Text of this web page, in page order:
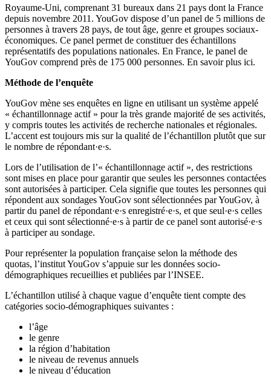
Royaume-Uni, comprenant 31 bureaux dans 21 pays dont la France
depuis novembre 2011. YouGov dispose d’un panel de 5 millions de
personnes à travers 28 pays, de tout âge, genre et groupes sociaux-
économiques. Ce panel permet de constituer des échantillons
représentatifs des populations nationales. En France, le panel de
YouGov comprend près de 175 000 personnes. En savoir plus ici.
Méthode de l’enquête
YouGov mène ses enquêtes en ligne en utilisant un système appelé
« échantillonnage actif » pour la très grande majorité de ses activités,
y compris toutes les activités de recherche nationales et régionales.
L’accent est toujours mis sur la qualité de l’échantillon plutôt que sur
le nombre de répondant·e·s.
Lors de l’utilisation de l’« échantillonnage actif », des restrictions
sont mises en place pour garantir que seules les personnes contactées
sont autorisées à participer. Cela signifie que toutes les personnes qui
répondent aux sondages YouGov sont sélectionnées par YouGov, à
partir du panel de répondant·e·s enregistré·e·s, et que seul·e·s celles
et ceux qui sont sélectionné·e·s à partir de ce panel sont autorisé·e·s
à participer au sondage.
Pour représenter la population française selon la méthode des
quotas, l’institut YouGov s’appuie sur les données socio-
démographiques recueillies et publiées par l’INSEE.
L’échantillon utilisé à chaque vague d’enquête tient compte des
catégories socio-démographiques suivantes :
l’âge
le genre
la région d’habitation
le niveau de revenus annuels
le niveau d’éducation